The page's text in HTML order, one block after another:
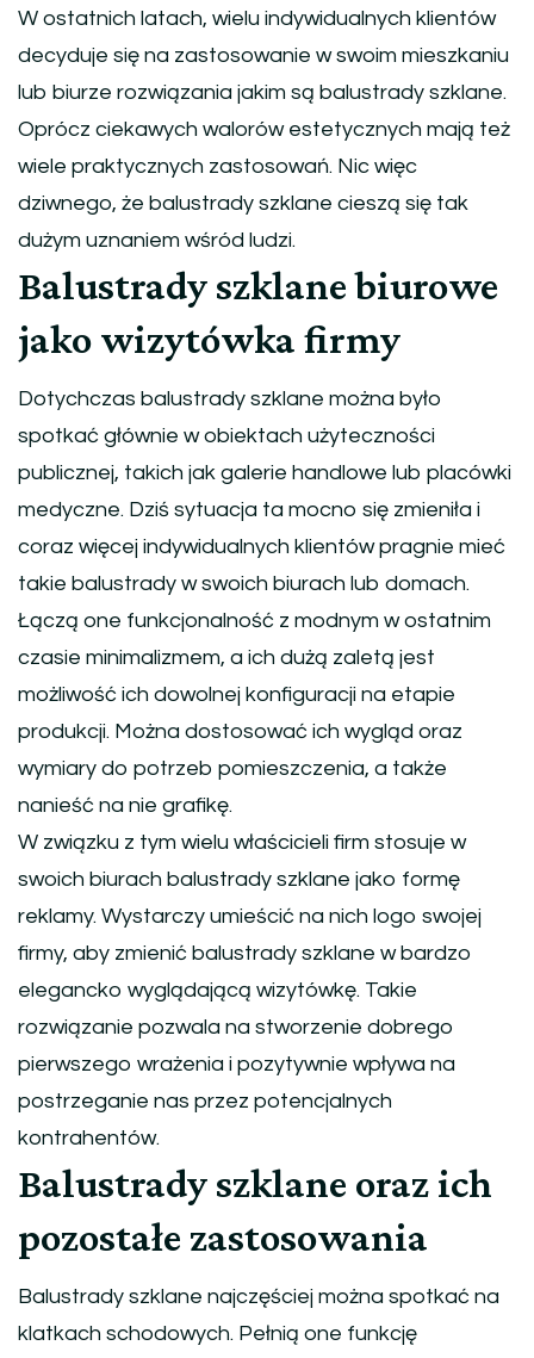
W ostatnich latach, wielu indywidualnych klientów
decyduje się na zastosowanie w swoim mieszkaniu
lub biurze rozwiązania jakim są balustrady szklane.
Oprócz ciekawych walorów estetycznych mają też
wiele praktycznych zastosowań. Nic więc
dziwnego, że balustrady szklane cieszą się tak
dużym uznaniem wśród ludzi.
Balustrady szklane biurowe
jako wizytówka firmy
Dotychczas balustrady szklane można było
spotkać głównie w obiektach użyteczności
publicznej, takich jak galerie handlowe lub placówki
medyczne. Dziś sytuacja ta mocno się zmieniła i
coraz więcej indywidualnych klientów pragnie mieć
takie balustrady w swoich biurach lub domach.
Łączą one funkcjonalność z modnym w ostatnim
czasie minimalizmem, a ich dużą zaletą jest
możliwość ich dowolnej konfiguracji na etapie
produkcji. Można dostosować ich wygląd oraz
wymiary do potrzeb pomieszczenia, a także
nanieść na nie grafikę.
W związku z tym wielu właścicieli firm stosuje w
swoich biurach balustrady szklane jako formę
reklamy. Wystarczy umieścić na nich logo swojej
firmy, aby zmienić balustrady szklane w bardzo
elegancko wyglądającą wizytówkę. Takie
rozwiązanie pozwala na stworzenie dobrego
pierwszego wrażenia i pozytywnie wpływa na
postrzeganie nas przez potencjalnych
kontrahentów.
Balustrady szklane oraz ich
pozostałe zastosowania
Balustrady szklane najczęściej można spotkać na
klatkach schodowych. Pełnią one funkcję